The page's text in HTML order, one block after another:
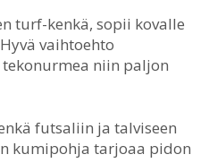
turf-kenkä, sopii kovalle
vaihtoehto
niin paljon
futsaliin ja talviseen
kumipohja tarjoaa pidon